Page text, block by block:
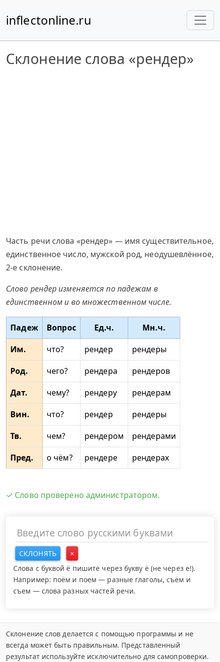
inflectonline.ru
Склонение слова «рендер»
Часть речи слова «рендер» — имя существительное,
единственное число, мужской род, неодушевлённое,
2-е склонение.
Слово рендер изменяется по падежам в
единственном и во множественном числе.
Падеж Вопрос Ед.ч.
Мн.ч.
Им.
что? рендер
рендеры
Род.
чего? рендера
рендеров
Дат.
чему? рендеру
рендерам
Вин.
что? рендер
рендеры
Тв.
чем? рендером
рендерами
Пред.
о чём? рендере рендерах
✓ Слово проверено администратором.
СКЛОНЯТЬ
×
Слова с буквой ё пишите через букву ё (не через е!).
Например: поём и поем — разные глаголы, съём и
съем — слова разных частей речи.
Склонение слов делается с помощью программы и не
всегда может быть правильным. Представленный
результат используйте исключительно для самопроверки.